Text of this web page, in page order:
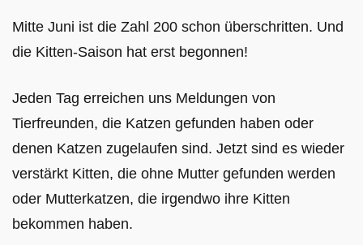
Mitte Juni ist die Zahl 200 schon überschritten. Und
die Kitten-Saison hat erst begonnen!
Jeden Tag erreichen uns Meldungen von
Tierfreunden, die Katzen gefunden haben oder
denen Katzen zugelaufen sind. Jetzt sind es wieder
verstärkt Kitten, die ohne Mutter gefunden werden
oder Mutterkatzen, die irgendwo ihre Kitten
bekommen haben.